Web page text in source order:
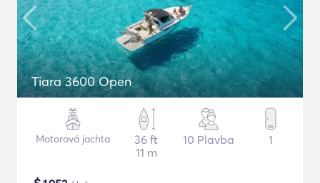
Tiara 3600 Open
Motorová jachta
36 ft
11 m
10 Plavba 1